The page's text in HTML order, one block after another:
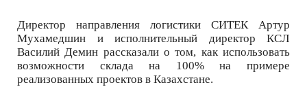
Директор направления логистики СИТЕК Артур
Мухамедшин и исполнительный директор КСЛ
Василий Демин рассказали о том, как использовать
возможности склада на 100% на примере
реализованных проектов в Казахстане.